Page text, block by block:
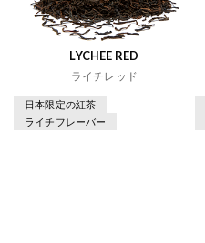
LYCHEE RED
ライチレッド
日本限定の紅茶
ライチフレーバー